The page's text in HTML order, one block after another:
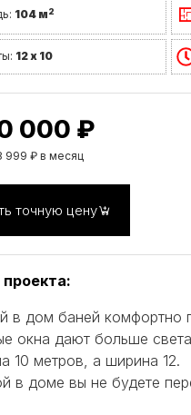
104 м2
12 х 10
000 ₽
999 ₽ в месяц
точную цену
в дом баней комфортно
окна дают больше
10 метров, а ширина 12.
в доме вы не будете